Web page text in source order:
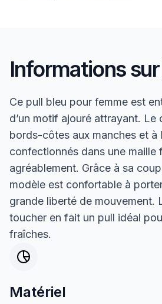
Informations
Ce pull bleu pour femme est
d’un motif ajouré attrayant. Le
bords-côtes aux manches et à
confectionnés dans une maille
agréablement. Grâce à sa
modèle est confortable à
grande liberté de mouvement.
toucher en fait un pull idéal
fraîches.
Matériel